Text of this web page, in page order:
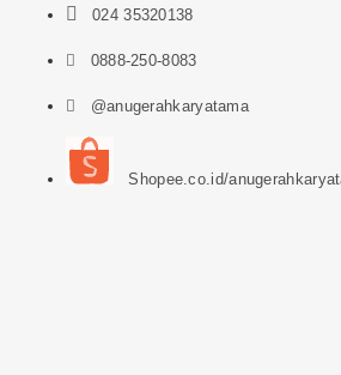
024 35320138
0888-250-8083
@anugerahkaryatama
Shopee.co.id/